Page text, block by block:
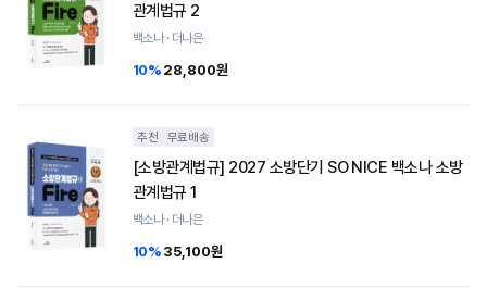
관계법규 2
백소나 · 더나은
10% 28,800원
추천 무료배송
[소방관계법규] 2027 소방단기 SO NICE 백소나 소방
관계법규 1
백소나 · 더나은
10% 35,100원